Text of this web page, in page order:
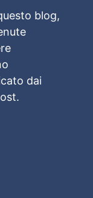
blog,
dai